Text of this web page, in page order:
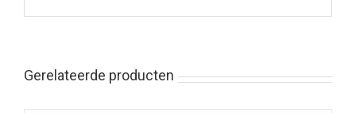
Gerelateerde producten